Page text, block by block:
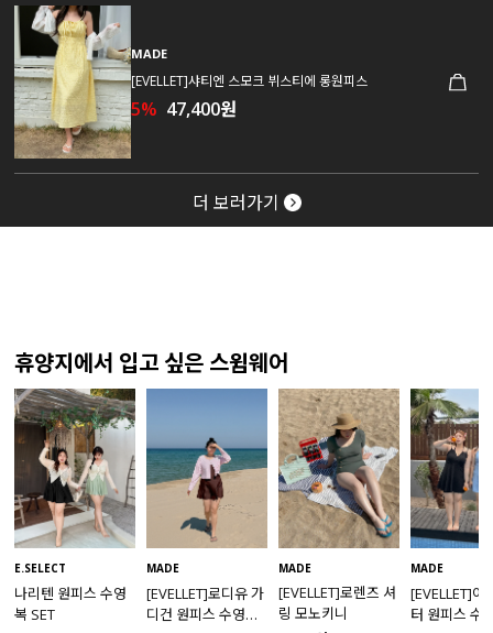
MADE
[EVELLET]샤티엔 스모크 뷔스티에 롱원피스
5% 47,400원
더 보러가기
휴양지에서 입고 싶은 스윔웨어
E.SELECT
나리텐 원피스 수영
복 SET
MADE
[EVELLET]로디유 가
디건 원피스 수영복
MADE
[EVELLET]로렌즈 셔
링 모노키니
MADE
[EVELLET]아
터 원피스 수